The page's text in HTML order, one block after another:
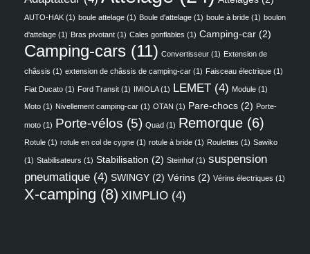
AUTO-HAK (1) boule attelage (1) Boule d'attelage (1) boule à bride (1) boulon
d'attelage (1) Bras pivotant (1) Cales gonflables (1) Camping-car (2)
Camping-cars (11) Convertisseur (1) Extension de
châssis (1) extension de châssis de camping-car (1) Faisceau électrique (1)
Fiat Ducato (1) Ford Transit (1) IMIOLA(1) LEMET (4) Module (1)
Moto (1) Nivellement camping-car (1) OTAN (1) Pare-chocs (2) Porte-
moto (1) Porte-vélos (5) Quad (1) Remorque (6)
Rotule (1) rotule en col de cygne (1) rotule à bride (1) Roulettes (1) Sawiko
(1) Stabilisateurs (1) Stabilisation (2) Steinhof (1) suspension
pneumatique (4) SWINGY (2) Vérins (2) Vérins électriques (1)
X-camping (8) XIMPLIO (4)